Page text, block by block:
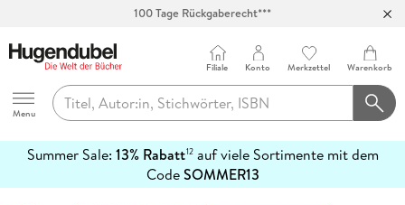
Hugendubel
Menu
Filiale Konto Merkzettel Warenkorb
Summer Sale: 13% Rabatt12auf viele Sortimente mit dem
CodeSOMMER13
erfahren